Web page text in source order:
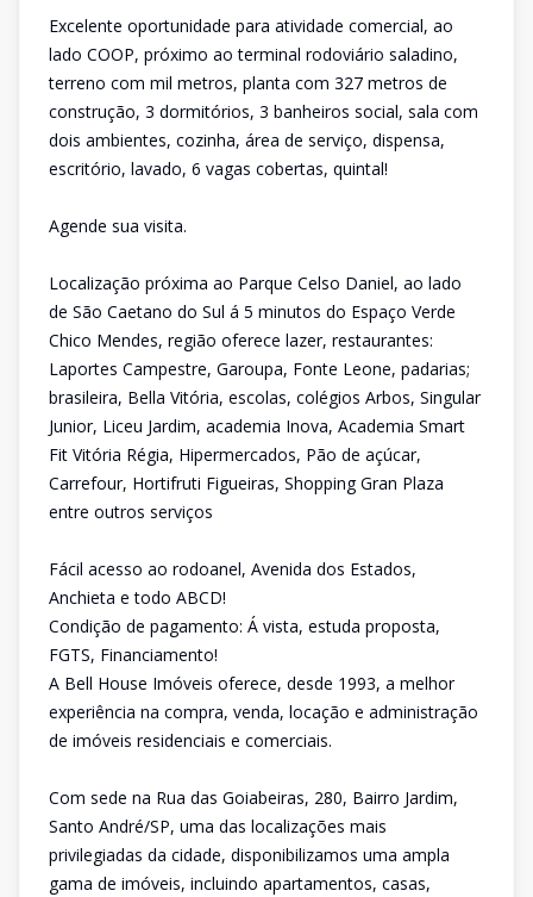
Excelente oportunidade para atividade comercial, ao
lado COOP, próximo ao terminal rodoviário saladino,
terreno com mil metros, planta com 327 metros de
construção, 3 dormitórios, 3 banheiros social, sala com
dois ambientes, cozinha, área de serviço, dispensa,
escritório, lavado, 6 vagas cobertas, quintal!
Agende sua visita.
Localização próxima ao Parque Celso Daniel, ao lado
de São Caetano do Sul á 5 minutos do Espaço Verde
Chico Mendes, região oferece lazer, restaurantes:
Laportes Campestre, Garoupa, Fonte Leone, padarias;
brasileira, Bella Vitória, escolas, colégios Arbos, Singular
Junior, Liceu Jardim, academia Inova, Academia Smart
Fit Vitória Régia, Hipermercados, Pão de açúcar,
Carrefour, Hortifruti Figueiras, Shopping Gran Plaza
entre outros serviços
Fácil acesso ao rodoanel, Avenida dos Estados,
Anchieta e todo ABCD!
Condição de pagamento: Á vista, estuda proposta,
FGTS, Financiamento!
A Bell House Imóveis oferece, desde 1993, a melhor
experiência na compra, venda, locação e administração
de imóveis residenciais e comerciais.
Com sede na Rua das Goiabeiras, 280, Bairro Jardim,
Santo André/SP, uma das localizações mais
privilegiadas da cidade, disponibilizamos uma ampla
gama de imóveis, incluindo apartamentos, casas,